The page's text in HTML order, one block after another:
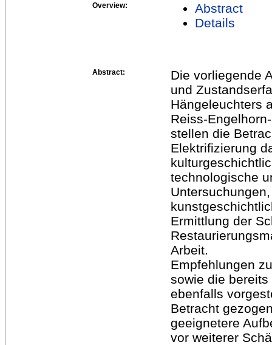
Overview:
Abstract
Details
Abstract:
Die vorliegende
und
Hängeleuchters
Reiss-
stellen die
Elektrifizierung
technologische
Ermittlung der
Arbeit.
Empfehlungen
sowie die
ebenfalls
Betracht
geeignetere
vor weiterer